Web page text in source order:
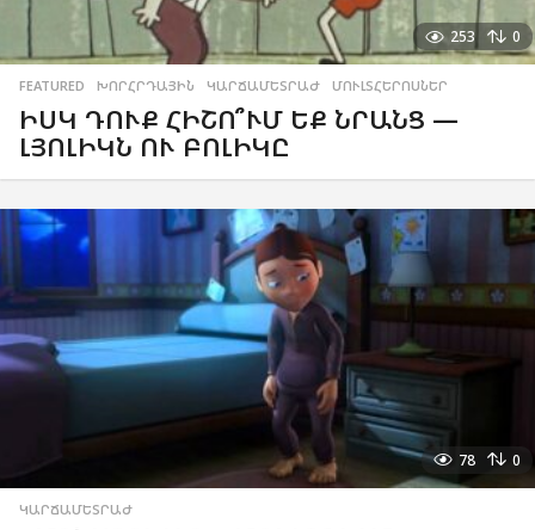
253 0
FEATURED ,ԽՈՐՀՐԴԱՅԻՆ ,ԿԱՐՃԱՄԵՏՐԱԺ ,ՄՈՒԼՏՀԵՐՈՍՆԵՐ
ԻՍԿ ԴՈՒՔ ՀԻՇՈ՞ՒՄ ԵՔ ՆՐԱՆՑ —
ԼՅՈԼԻԿՆ ՈՒ ԲՈԼԻԿԸ
78 0
ԿԱՐՃԱՄԵՏՐԱԺ